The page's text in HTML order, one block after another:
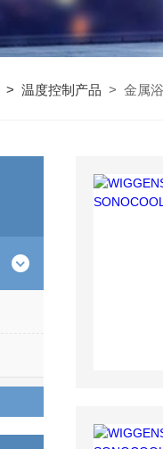
> 温度控制产品 > 金属